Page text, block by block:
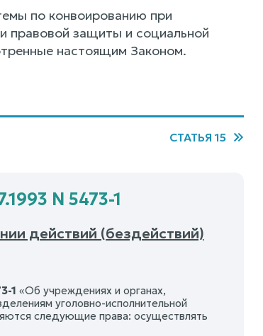
по конвоированию при
правовой защиты и социальной
настоящим Законом.
СТАТЬЯ 15
N 5473-1
действий (бездействий)
1 «Об учреждениях и органах,
уголовно-исполнительной
следующие права: осуществлять